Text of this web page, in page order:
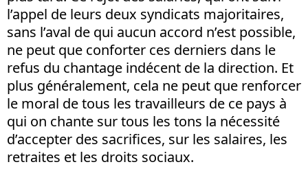
l’appel de leurs deux syndicats majoritaires,
sans l’aval de qui aucun accord n’est possible,
ne peut que conforter ces derniers dans le
refus du chantage indécent de la direction. Et
plus généralement, cela ne peut que renforcer
le moral de tous les travailleurs de ce pays à
qui on chante sur tous les tons la nécessité
d’accepter des sacrifices, sur les salaires, les
retraites et les droits sociaux.